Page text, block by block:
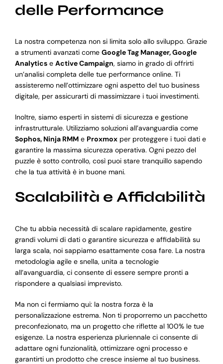
delle Performance
La nostra competenza non si limita solo allo sviluppo. Grazie
a strumenti avanzati come Google Tag Manager, Google
Analyticse Active Campaign, siamo in grado di offrirti
un’analisi completa delle tue performance online. Ti
assisteremo nell’ottimizzare ogni aspetto del tuo business
digitale, per assicurarti di massimizzare i tuoi investimenti.
Inoltre, siamo esperti in sistemi di sicurezza e gestione
infrastrutturale. Utilizziamo soluzioni all’avanguardia come
Sophos, Ninja RMMe Proxmoxper proteggere i tuoi dati e
garantire la massima sicurezza operativa. Ogni pezzo del
puzzle è sotto controllo, così puoi stare tranquillo sapendo
che la tua attività è in buone mani.
Scalabilità e Affidabilità
Che tu abbia necessità di scalare rapidamente, gestire
grandi volumi di dati o garantire sicurezza e affidabilità su
larga scala, noi sappiamo esattamente cosa fare. La nostra
metodologia agile e snella, unita a tecnologie
all’avanguardia, ci consente di essere sempre pronti a
rispondere a qualsiasi imprevisto.
Ma non ci fermiamo qui: la nostra forza è la
personalizzazione estrema. Non ti proporremo un pacchetto
preconfezionato, ma un progetto che riflette al 100% le tue
esigenze. La nostra esperienza pluriennale ci consente di
adattare ogni funzionalità, ottimizzare ogni processo e
garantirti un prodotto che cresce insieme al tuo business.